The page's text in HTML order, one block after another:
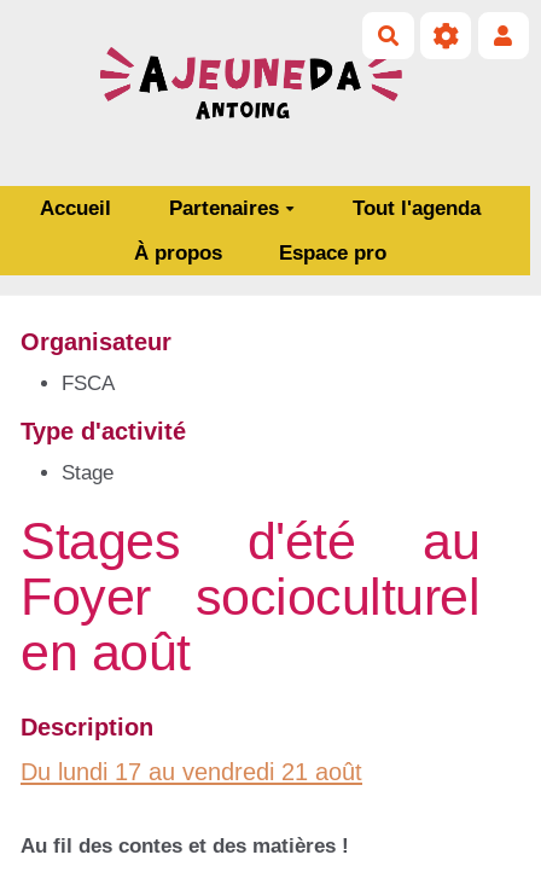
Accueil Partenaires
Tout l'agenda
À propos
Espace pro
Rechercher
Organisateur
FSCA
Type d'activité
Stage
Stages d'été au
Foyer socioculturel
en août
Description
Du lundi 17 au vendredi 21 août
Au fil des contes et des matières !